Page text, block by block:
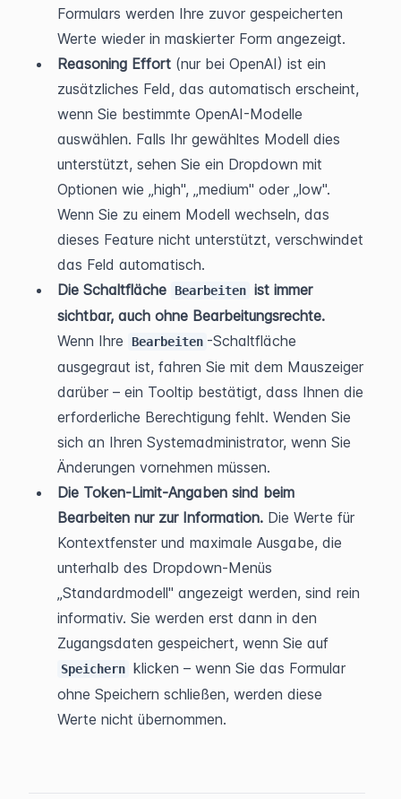
Formulars werden Ihre zuvor gespeicherten
Werte wieder in maskierter Form angezeigt.
Reasoning Effort (nur bei OpenAI) ist ein
zusätzliches Feld, das automatisch erscheint,
wenn Sie bestimmte OpenAI-Modelle
auswählen. Falls Ihr gewähltes Modell dies
unterstützt, sehen Sie ein Dropdown mit
Optionen wie „high", „medium" oder „low".
Wenn Sie zu einem Modell wechseln, das
dieses Feature nicht unterstützt, verschwindet
das Feld automatisch.
Die Schaltfläche Bearbeiten ist immer
sichtbar, auch ohne Bearbeitungsrechte.
Wenn Ihre
Bearbeiten -Schaltfläche
ausgegraut ist, fahren Sie mit dem Mauszeiger
darüber – ein Tooltip bestätigt, dass Ihnen die
erforderliche Berechtigung fehlt. Wenden Sie
sich an Ihren Systemadministrator, wenn Sie
Änderungen vornehmen müssen.
Die Token-Limit-Angaben sind beim
Bearbeiten nur zur Information. Die Werte für
Kontextfenster und maximale Ausgabe, die
unterhalb des Dropdown-Menüs
„Standardmodell" angezeigt werden, sind rein
informativ. Sie werden erst dann in den
Speichern klicken – wenn Sie das Formular
ohne Speichern schließen, werden diese
Werte nicht übernommen.